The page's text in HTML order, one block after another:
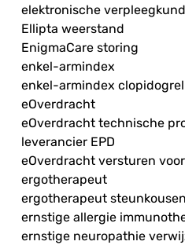
elektronische
Ellipta weerstand
EnigmaCare storing
enkel-armindex
enkel-armindex clopidogrel
eOverdracht
eOverdracht technische
leverancier EPD
eOverdracht versturen
ergotherapeut
ergotherapeut
ernstige allergie
ernstige neuropathie